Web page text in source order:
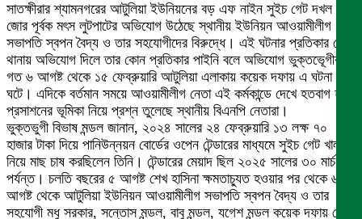
সাতক্ষীরার শ্যামনগরের আটুলিয়া ইউনিয়নের বড় এফ নাইন সুইচ গেট দখল করে
জোর পূর্বক মৎস লুটপাটের অভিযোগ উঠেছে স্থানীয় ইউনিয়ন আওয়ামীলীগ
সভাপতি স্বপন বৈদ্য ও তার সহযোগীদের বিরুদ্ধে। এই ঘটনার প্রতিকার চেয়ে
থানায় অভিযোগ দিলে তার কোন প্রতিকার পাইনি বলে অভিযোগ ভুক্তভেূগীর।
গত ৬ আগষ্ট থেকে ১৫ ফেব্রুয়ারি আটুলিয়া এলাকায় কয়েক দফায় এ ঘটনা
ঘটে। এদিকে বর্তমান সময়ে আওয়ামীলীগ নেতা এই কর্মকান্ডে দেখে হতবাগ হয়ে
প্রসাশনের ভূমিকা নিয়ে প্রশ্ন তুলেছে স্থানীয় বিএনপি নেতারা।
ভুক্তভুগী বিভাষ মন্ডল জানান, ২০২৪ সালের ২৪ ফেব্রুয়ারি ১৩ লক্ষ ৭০
হাজার টাকা দিয়ে পানিউন্নয়ন বোর্ডের ওপেন টেন্ডারের মাধ্যমে সুইচ গেট খাল
নিয়ে মাছ চাষ করছিলেন তিনি। টেন্ডারের মেয়াদ ছিল ২০২৫ সালের ৩০ মার্চ
পর্যন্ত। চলতি বছরের ৫ আগষ্ট শেখ হাসিনা ক্ষমতাচ্যুত হওয়ার পর থেকে ৬
আগষ্ট থেকে আটুলিয়া ইউনিয়ন আওয়ামীলীগ সভাপতি স্বপন বৈদ্য ও তার
সহযোগী মধু সরকার, সন্তোস মন্ডল, বাবু মন্ডল, যগেশ মন্ডল কয়েক দফায় গেটে